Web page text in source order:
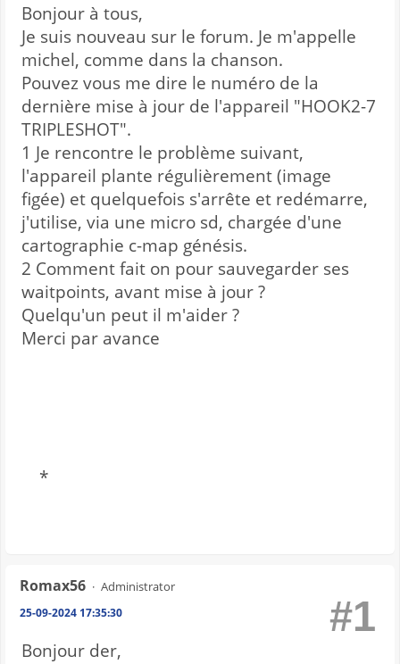
Bonjour à tous,
Je suis nouveau sur le forum. Je m'appelle
michel, comme dans la chanson.
Pouvez vous me dire le numéro de la
dernière mise à jour de l'appareil "HOOK2-7
TRIPLESHOT".
1 Je rencontre le problème suivant,
l'appareil plante régulièrement (image
figée) et quelquefois s'arrête et redémarre,
j'utilise, via une micro sd, chargée d'une
cartographie c-map génésis.
2 Comment fait on pour sauvegarder ses
waitpoints, avant mise à jour ?
Quelqu'un peut il m'aider ?
Merci par avance
*
Romax56 Administrator
25-09-2024 17:35:30 #1
Bonjour der,